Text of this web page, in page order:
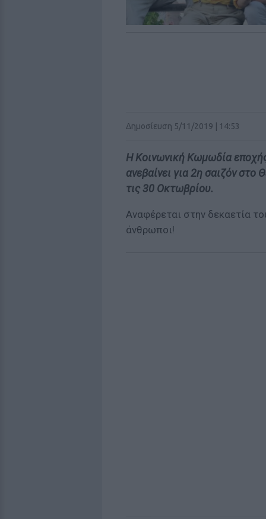
Δημοσίευση 5/11/2019 | 14:53
H Κοινωνική Κωμωδία
ανεβαίνει για 2η σαιζόν
τις 30 Οκτωβρίου.
Αναφέρεται στην δεκαετία
άνθρωποι!